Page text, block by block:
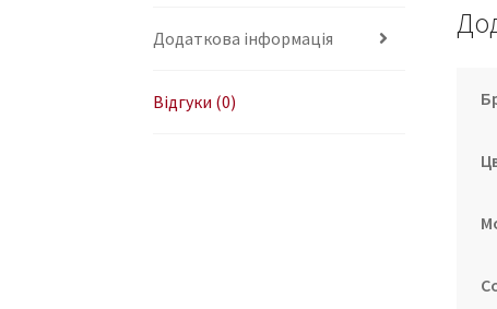
Додаткова інформація
Відгуки (0)